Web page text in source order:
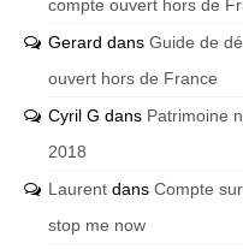
compte ouvert hors de
Gerard dans Guide de
ouvert hors de France
Cyril G dans Patrimoine
2018
Laurent dans Compte
stop me now